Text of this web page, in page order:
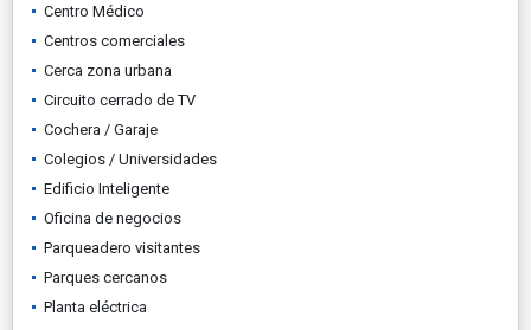
Centro Médico
Centros comerciales
Cerca zona urbana
Circuito cerrado de TV
Cochera / Garaje
Colegios / Universidades
Edificio Inteligente
Oficina de negocios
Parqueadero visitantes
Parques cercanos
Planta eléctrica